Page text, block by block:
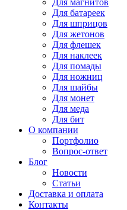
Для магнитов
Для батареек
Для шприцов
Для жетонов
Для флешек
Для наклеек
Для помады
Для ножниц
Для шайбы
Для монет
Для меда
Для бит
О компании
Портфолио
Вопрос-ответ
Блог
Новости
Статьи
Доставка и оплата
Контакты